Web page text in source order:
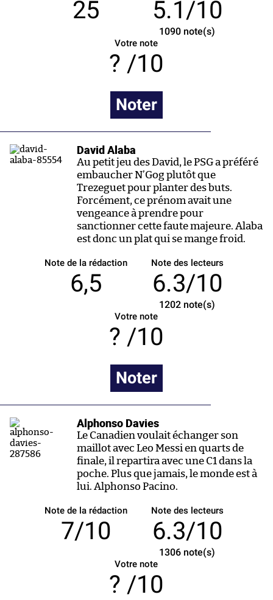
25 5.1/10
1090 note(s)
Votre note
/10
Noter
David Alaba
Au petit jeu des David, le PSG a préféré
embaucher N’Gog plutôt que
Trezeguet pour planter des buts.
Forcément, ce prénom avait une
vengeance à prendre pour
sanctionner cette faute majeure. Alaba
est donc un plat qui se mange froid.
Note de la rédaction
6,5
Note des lecteurs
6.3/10
1202 note(s)
Votre note
/10
Noter
Alphonso Davies
Le Canadien voulait échanger son
maillot avec Leo Messi en quarts de
finale, il repartira avec une C1 dans la
poche. Plus que jamais, le monde est à
lui. Alphonso Pacino.
Note de la rédaction
7/10
Note des lecteurs
6.3/10
1306 note(s)
Votre note
/10